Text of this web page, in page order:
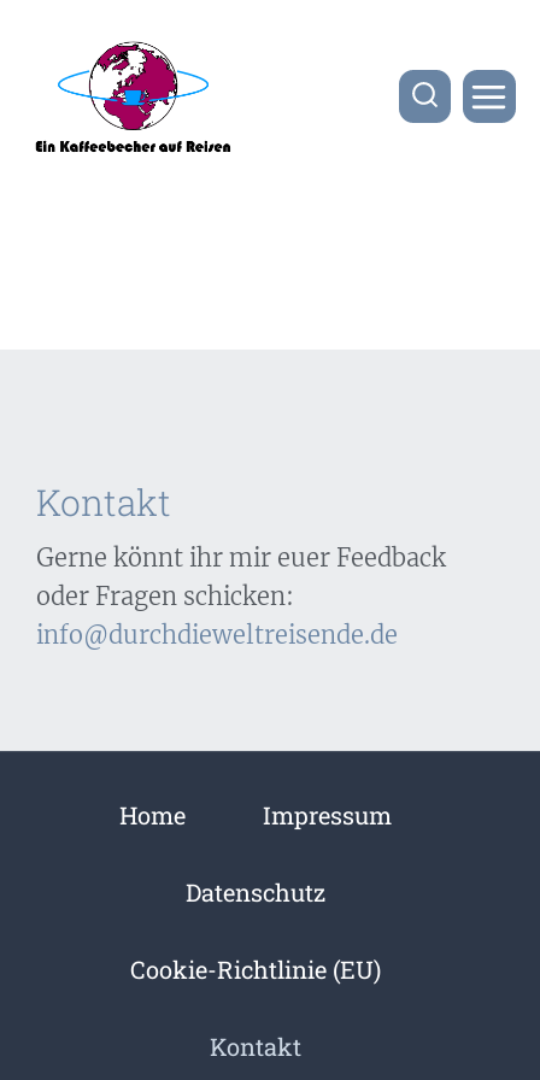
Kontakt
Gerne könnt ihr mir euer Feedback
oder Fragen schicken:
info@durchdieweltreisende.de
Home Impressum
Datenschutz
Cookie-Richtlinie (EU)
Kontakt